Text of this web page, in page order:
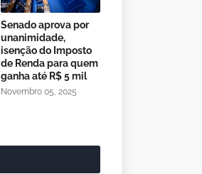
Senado aprova por
unanimidade,
isenção do Imposto
de Renda para quem
ganha até R$ 5 mil
Novembro 05, 2025